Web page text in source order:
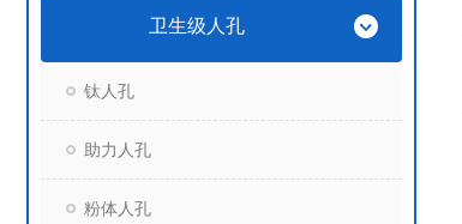
卫生级人孔
钛人孔
助力人孔
粉体人孔